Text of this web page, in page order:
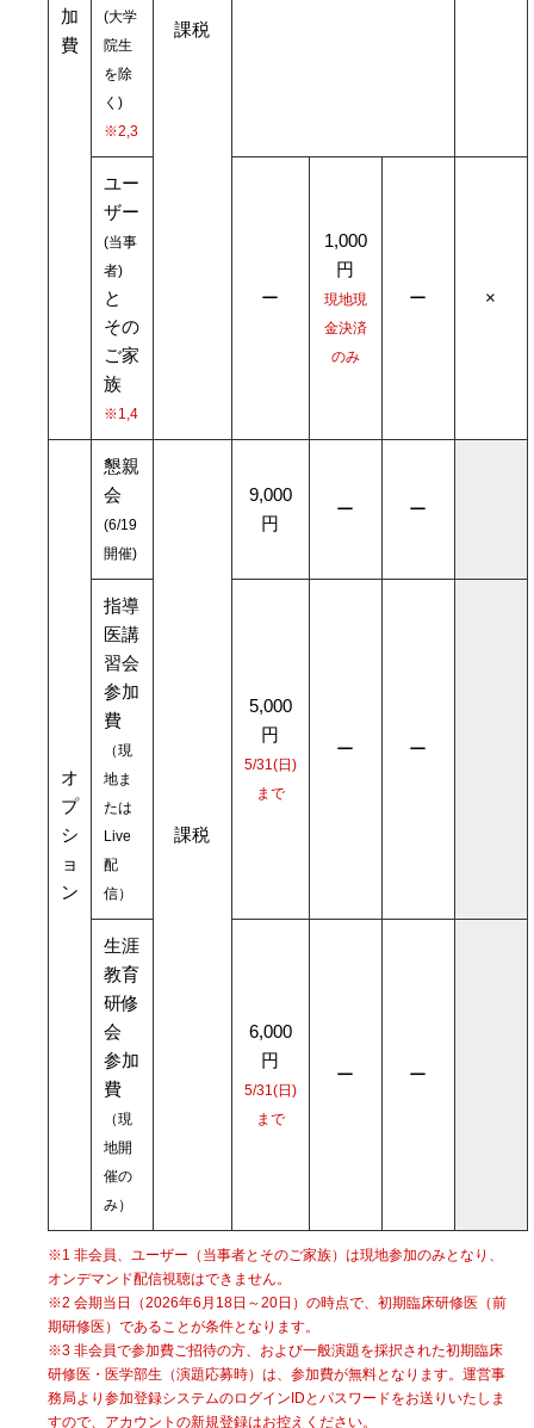
加
費
課税
(大学
院生
を除
く)
※2,3
ユー
ザー
(当事
者)
と
その
ご家
族
※1,4
ー
1,000
円
現地現
金決済
のみ
ー ×
オ
プ
シ
ョ
ン
懇親
会
(6/19
開催)
課税
9,000
円
ー ー
指導
医講
習会
参加
費
（現
地ま
たは
Live
配
信）
5,000
円
5/31(日)
まで
ー ー
生涯
教育
研修
会
参加
費
（現
地開
催の
み）
6,000
円
5/31(日)
まで
ー ー
※1 非会員、ユーザー（当事者とそのご家族）は現地参加のみとなり、
オンデマンド配信視聴はできません。
※2 会期当日（2026年6月18日～20日）の時点で、初期臨床研修医（前
期研修医）であることが条件となります。
※3 非会員で参加費ご招待の方、および一般演題を採択された初期臨床
研修医・医学部生（演題応募時）は、参加費が無料となります。運営事
務局より参加登録システムのログインIDとパスワードをお送りいたしま
すので、アカウントの新規登録はお控えください。